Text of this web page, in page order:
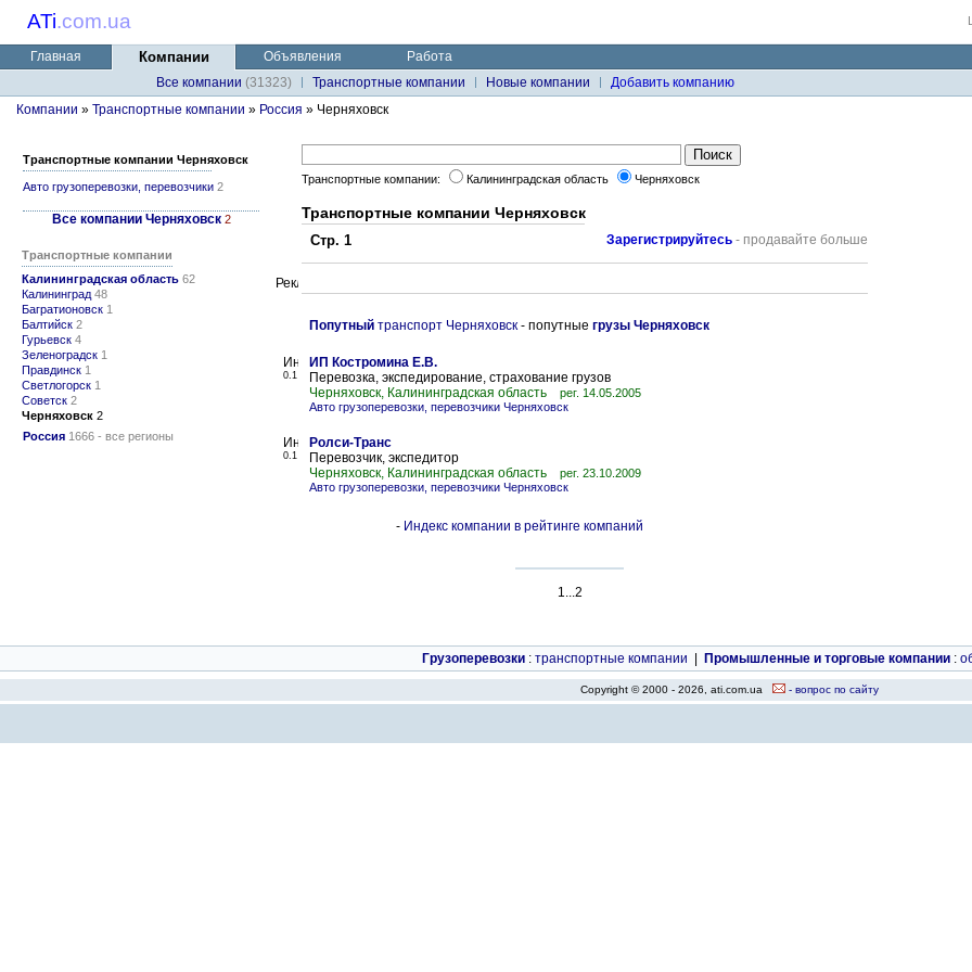
ATi.com.ua
Главная Компании Объявления
Работа
Все компании (31323) Транспортные компании Новые компании
Добавить компанию
Компании » Транспортные компании » Россия » Черняховск
Транспортные компании Черняховск
Авто грузоперевозки, перевозчики 2
Все компании Черняховск 2
Транспортные компании
Калининградская область 62
Калининград 48
Багратионовск 1
Балтийск 2
Гурьевск 4
Зеленоградск 1
Правдинск 1
Светлогорск 1
Советск 2
Черняховск 2
Россия 1666 - все регионы
Транспортные компании: Калининградская область Черняховск
Транспортные компании Черняховск
Стр. 1 Зарегистрируйтесь - продавайте больше
Попутный транспорт Черняховск - попутные грузы Черняховск
0.1
ИП Костромина Е.В.
Перевозка, экспедирование, страхование грузов
Черняховск, Калининградская область
рег. 14.05.2005
Авто грузоперевозки, перевозчики Черняховск
0.1
Ролси-Транс
Перевозчик, экспедитор
Черняховск, Калининградская область
рег. 23.10.2009
Авто грузоперевозки, перевозчики Черняховск
- Индекс компании в рейтинге компаний
1...2
Грузоперевозки : транспортные компании Промышленные и торговые компании :
Copyright © 2000 - 2026, ati.com.ua - вопрос по сайту